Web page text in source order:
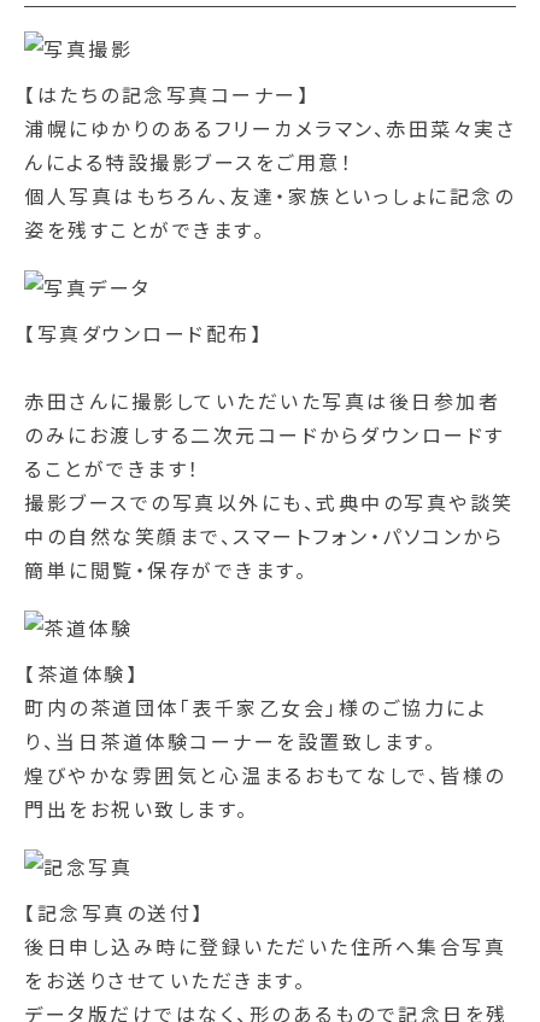
【はたちの記念写真コーナー】
浦幌にゆかりのあるフリーカメラマン、赤田菜々実さ
んによる特設撮影ブースをご用意！
個人写真はもちろん、友達・家族といっしょに記念の
姿を残すことができます。
【写真ダウンロード配布】
赤田さんに撮影していただいた写真は後日参加者
のみにお渡しする二次元コードからダウンロードす
ることができます！
撮影ブースでの写真以外にも、式典中の写真や談笑
中の自然な笑顔まで、スマートフォン・パソコンから
簡単に閲覧・保存ができます。
【茶道体験】
町内の茶道団体「表千家乙女会」様のご協力によ
り、当日茶道体験コーナーを設置致します。
煌びやかな雰囲気と心温まるおもてなしで、皆様の
門出をお祝い致します。
【記念写真の送付】
後日申し込み時に登録いただいた住所へ集合写真
をお送りさせていただきます。
データ版だけではなく、形のあるもので記念日を残